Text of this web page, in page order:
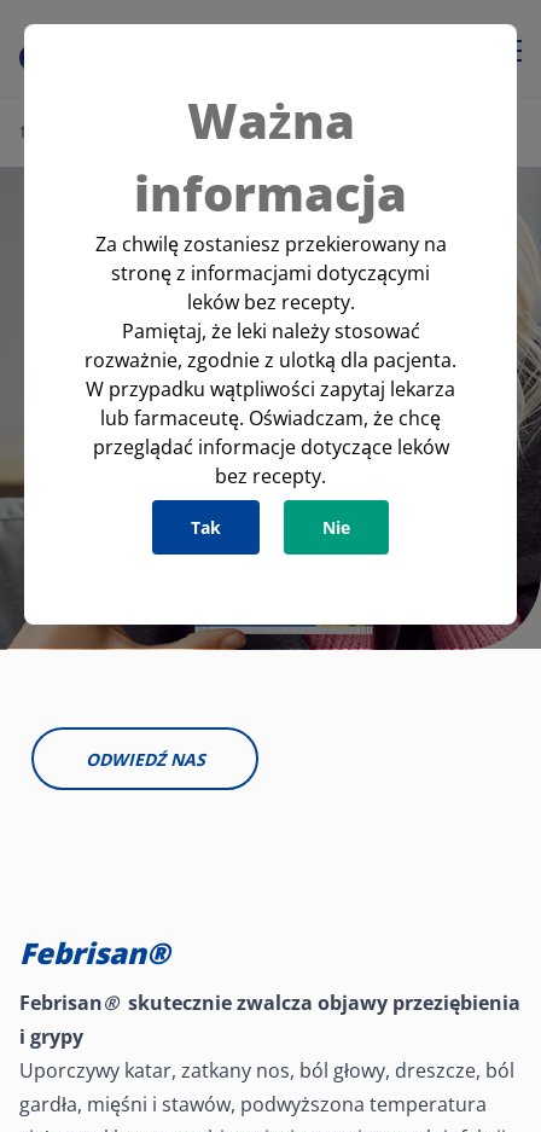
Strona główna › Febrisan®
ODWIEDŹ NAS
Febrisan®
Febrisan® skutecznie zwalcza objawy przeziębienia
i grypy
Uporczywy katar, zatkany nos, ból głowy, dreszcze, ból
gardła, mięśni i stawów, podwyższona temperatura
Ważna
informacja
Za chwilę zostaniesz przekierowany na
stronę z informacjami dotyczącymi
leków bez recepty.
Pamiętaj, że leki należy stosować
rozważnie, zgodnie z ulotką dla pacjenta.
W przypadku wątpliwości zapytaj lekarza
lub farmaceutę. Oświadczam, że chcę
przeglądać informacje dotyczące leków
bez recepty.
Tak Nie